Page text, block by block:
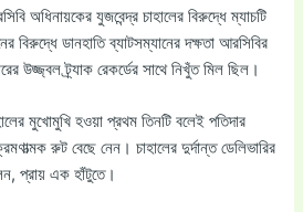
অধিনায়কের যুজবেন্দ্র চাহালের বিরুদ্ধে ম্যাচটি
ডানহাতি ব্যাটসম্যানের দক্ষতা আরসিবির
উজ্জ্বল ট্র্যাক রেকর্ডের সাথে নিখুঁত মিল ছিল।
মুখোমুখি হওয়া প্রথম তিনটি বলেই পতিদার
রুট বেছে নেন। চাহালের দুর্দান্ত ডেলিভারির
প্রায় এক হাঁটুতে।